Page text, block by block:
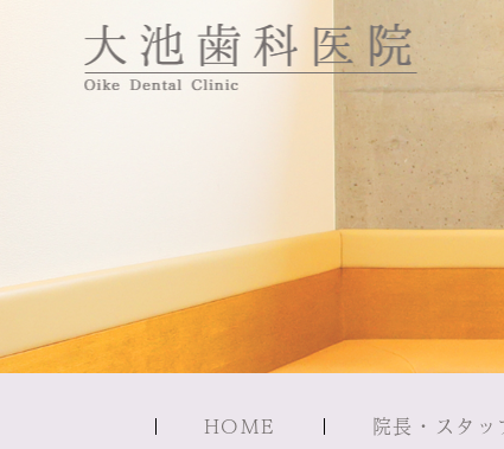
HOME 院長・スタッ